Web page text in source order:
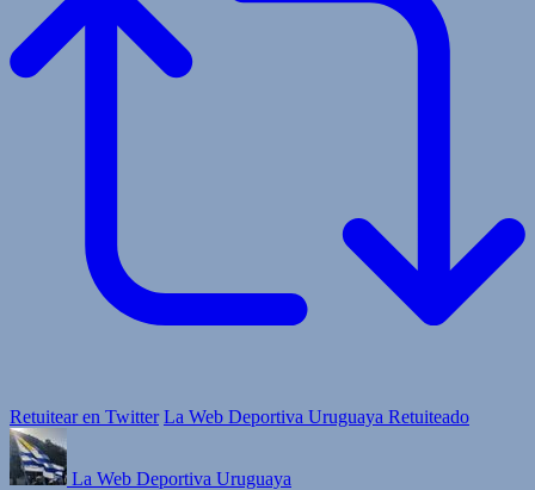
Retuitear en Twitter La Web Deportiva Uruguaya Retuiteado
La Web Deportiva Uruguaya